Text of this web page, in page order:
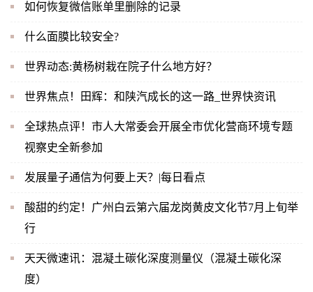
如何恢复微信账单里删除的记录
什么面膜比较安全?
世界动态:黄杨树栽在院子什么地方好？
世界焦点！田辉：和陕汽成长的这一路_世界快资讯
全球热点评！市人大常委会开展全市优化营商环境专题
视察史全新参加
发展量子通信为何要上天？|每日看点
酸甜的约定！广州白云第六届龙岗黄皮文化节7月上旬举
行
天天微速讯：混凝土碳化深度测量仪（混凝土碳化深
度）